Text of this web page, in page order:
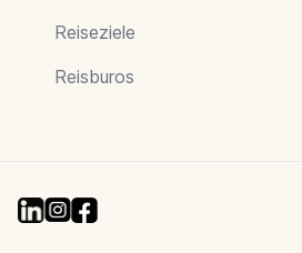
Reiseziele
Reisburos